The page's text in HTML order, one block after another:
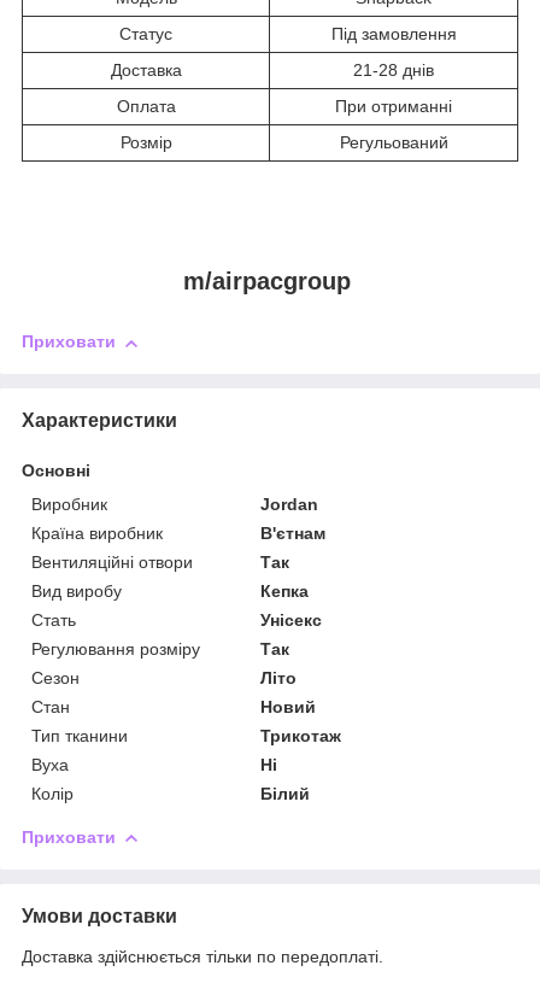
Статус
Під замовлення
Доставка
21-28 днів
Оплата
При отриманні
Розмір
Регульований
m/airpacgroup
Приховати
Характеристики
Основні
Виробник
Jordan
Країна виробник
В'єтнам
Вентиляційні отвори
Так
Вид виробу
Кепка
Стать
Унісекс
Регулювання розміру
Так
Сезон
Літо
Стан
Новий
Тип тканини
Трикотаж
Вуха
Ні
Колір
Білий
Приховати
Умови доставки
Доставка здійснюється тільки по передоплаті.